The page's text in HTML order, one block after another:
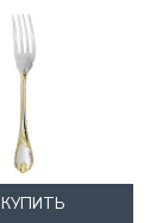
КУПИТЬ